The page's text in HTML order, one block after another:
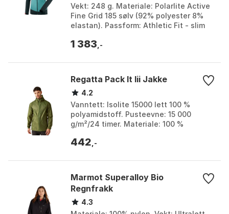
Vekt: 248 g. Materiale: Polarlite Active
Fine Grid 185 sølv (92% polyester 8%
elastan). Passform: Athletic Fit - slim
marine...
1 383 ,-
Regatta Pack It Iii Jakke
4.2
Vanntett: Isolite 15000 lett 100 %
polyamidstoff. Pusteevne: 15 000
g/m²/24 timer. Materiale: 100 %
justerbar hette, kan pa...
442 ,-
Marmot Superalloy Bio
Regnfrakk
4.3